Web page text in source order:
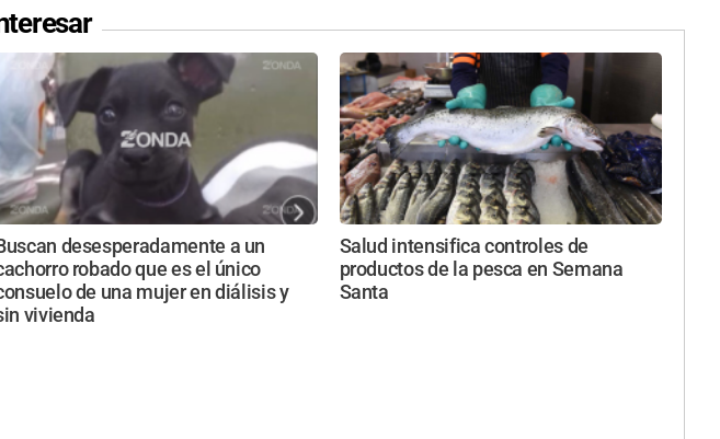
desesperadamente a un
robado que es el único
de una mujer en diálisis y
vivienda
Salud intensifica controles de
productos de la pesca en Semana
Santa